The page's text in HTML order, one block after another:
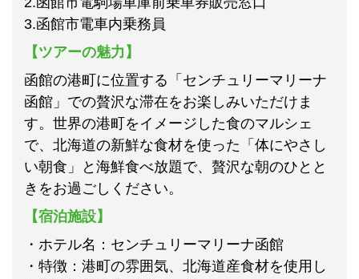
3.函館市電車内乗務員
【ツアーの魅力】
函館の港町に位置する「センチュリーマリーナ
函館」での贅沢な滞在をお楽しみいただけま
す。世界の港町をイメージした食のマルシェ
で、北海道の新鮮な食材を使った「体にやさし
い朝食」と海鮮食べ放題で、贅沢な朝のひとと
きをお過ごしください。
【宿泊施設】
・ホテル名：センチュリーマリーナ函館
・特徴：港町の雰囲気、北海道産食材を使用し